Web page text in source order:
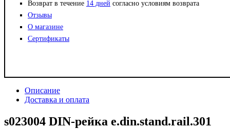
Возврат в течение 14 дней согласно условиям возврата
Отзывы
О магазине
Сертификаты
Описание
Доставка и оплата
s023004 DIN-рейка e.din.stand.rail.301